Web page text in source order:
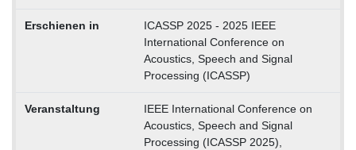
Erschienen in
ICASSP 2025 - 2025 IEEE
International Conference on
Acoustics, Speech and Signal
Processing (ICASSP)
Veranstaltung
IEEE International Conference on
Acoustics, Speech and Signal
Processing (ICASSP 2025),